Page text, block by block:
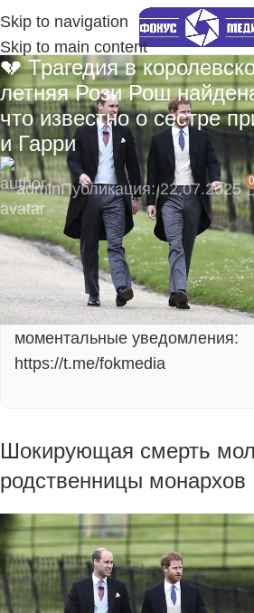
Skip to navigation
Skip to main content
💔 Трагедия в
летняя Рози Рош
что известно о сестре
и Гарри
adminПубликация: 22.07.2025 0
🔥 Пока нас мало — вы
влиять на развитие
Подпишитесь на наш
моментальные уведомления:
https://t.me/fokmedia
Шокирующая смерть
родственницы монархов